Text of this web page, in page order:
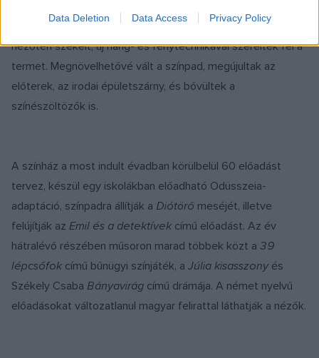
Data Deletion Data Access Privacy Policy
új üvegajtót építettek be. Kicserélték a 80 fős színházterem
nézőtéri székeit, új hang- és fénytechnikával szerelték fel a
termet. Megnövelhetővé vált a színpad, megújultak az
előterek, az irodai épületszárny, és bővültek a
színészöltözők is.
A színház a most indult évadban körülbelül 60 előadást
tervez, készül egy iskolákban előadható Odüsszeia-
adaptáció, színpadra állítják a Diótörő meséjét, illetve
felújítják az Emil és a detektívek című előadást. Az év
hátralévő részében műsoron marad többek közt a 39
lépcsőfok című bűnügyi színjáték, a Júlia kisasszony és
Székely Csaba Bányavirág című drámája. A német nyelvű
előadásokat változatlanul magyar felirattal láthatják a nézők.